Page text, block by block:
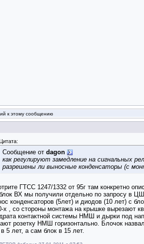
к этому сообщению
Сообщение от dagon
как регулируют замедление на сигнальных
разрешены ли выносные конденсаторы (с
ГТСС 1247/1332 от 95г там конкретно
ВХ мы получили отдельно по запросу в
конденсаторов (5лет) и диодов (10 лет) с
х , со стороны монтажа на крышке вырезают
контактной системы НМШ и дырки под
розетку НМШ горизонтально. Блочок
в 5 лет, а сам блок в 15 лет.